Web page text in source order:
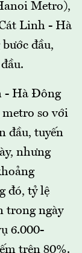
Metro),
Linh - Hà
đầu,
- Hà Đông
so với
đầu, tuyến
nhưng
đó, tỷ lệ
trong ngày
6.000-
trên 80%.